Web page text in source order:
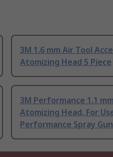
3M 1.6 mm Air Tool
Atomizing Head 5 Piece
3M Performance 1.1 mm
Atomizing Head, For
Performance Spray Gun